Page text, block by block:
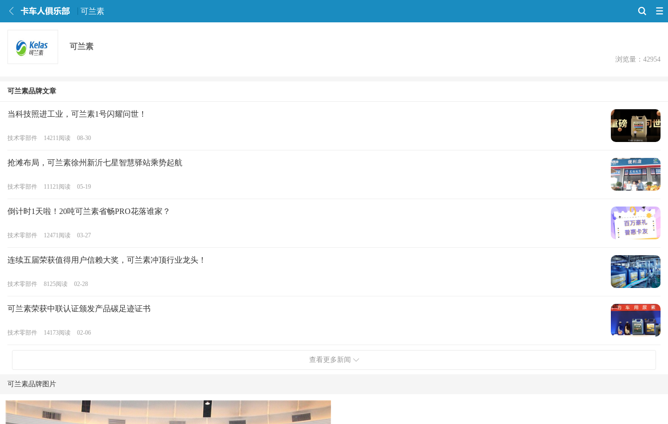
可兰素
可兰素
浏览量：42954
可兰素品牌文章
当科技照进工业，可兰素1号闪耀问世！
技术零部件 14211 阅读 08-30
抢滩布局，可兰素徐州新沂七星智慧驿站乘势起航
技术零部件 11121 阅读 05-19
倒计时1天啦！20吨可兰素省畅PRO花落谁家？
技术零部件 12471 阅读 03-27
连续五届荣获值得用户信赖大奖，可兰素冲顶行业龙头！
技术零部件 8125阅读 02-28
可兰素荣获中联认证颁发产品碳足迹证书
技术零部件 14173阅读 02-06
查看更多新闻
可兰素品牌图片